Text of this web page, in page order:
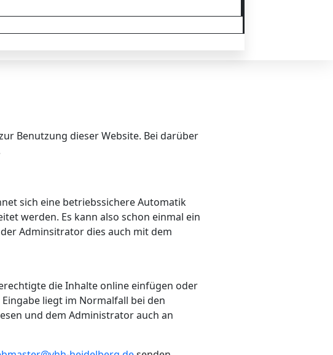
Benutzung dieser Website. Bei darüber
sich eine betriebssichere Automatik
werden. Es kann also schon einmal ein
Adminsitrator dies auch mit dem
die Inhalte online einfügen oder
liegt im Normalfall bei den
und dem Administrator auch an